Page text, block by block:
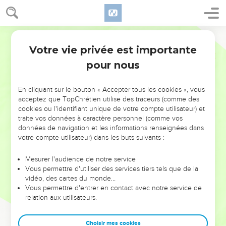
NE MANQUEZ PAS L’ÉVÉNEMENT
DE L’ANNÉE !
ET SI LEURS ERREURS POUVAIENT VOUS ÉVITER LES
VOTRES ?
leur foi ou leur vision. Mais on voit moins les doutes, les erreurs
et les saisons difficiles qu'ils ont traversés, alors même que ce
sont elles qui les ont façonnés.
Dans cette conférence, leaders, entrepreneurs, et responsables
clés pour avancer avec plus de sagesse afin que leurs erreurs
Votre vie privée est importante
pour nous
En cliquant sur le bouton « Accepter tous les cookies », vous
acceptez que TopChrétien utilise des traceurs (comme des
cookies ou l'identifiant unique de votre compte utilisateur) et
traite vos données à caractère personnel (comme vos
données de navigation et les informations renseignées dans
votre compte utilisateur) dans les buts suivants :
Mesurer l'audience de notre service
Vous permettre d'utiliser des services tiers tels que de la
vidéo, des cartes du monde…
Vous permettre d'entrer en contact avec notre service de
relation aux utilisateurs.
Choisir mes cookies